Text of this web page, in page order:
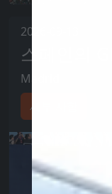
2026-09-13
스페인의 GP
Madrid
세부 사항